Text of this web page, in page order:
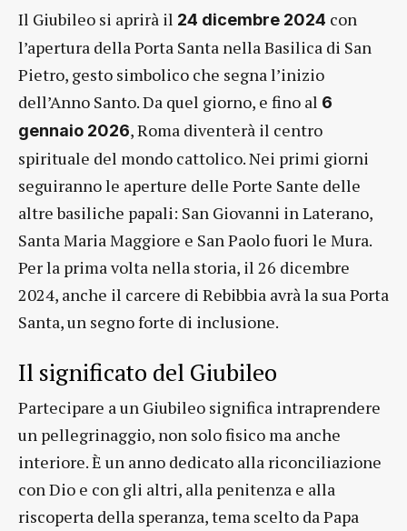
Il Giubileo si aprirà il 24 dicembre 2024 con
l’apertura della Porta Santa nella Basilica di San
Pietro, gesto simbolico che segna l’inizio
dell’Anno Santo. Da quel giorno, e fino al 6
gennaio 2026, Roma diventerà il centro
spirituale del mondo cattolico. Nei primi giorni
seguiranno le aperture delle Porte Sante delle
altre basiliche papali: San Giovanni in Laterano,
Santa Maria Maggiore e San Paolo fuori le Mura.
Per la prima volta nella storia, il 26 dicembre
2024, anche il carcere di Rebibbia avrà la sua Porta
Santa, un segno forte di inclusione.
Il significato del Giubileo
Partecipare a un Giubileo significa intraprendere
un pellegrinaggio, non solo fisico ma anche
interiore. È un anno dedicato alla riconciliazione
con Dio e con gli altri, alla penitenza e alla
riscoperta della speranza, tema scelto da Papa